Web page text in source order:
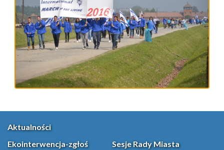
Aktualności
Ekointerwencja-zgłoś
Sesje Rady Miasta